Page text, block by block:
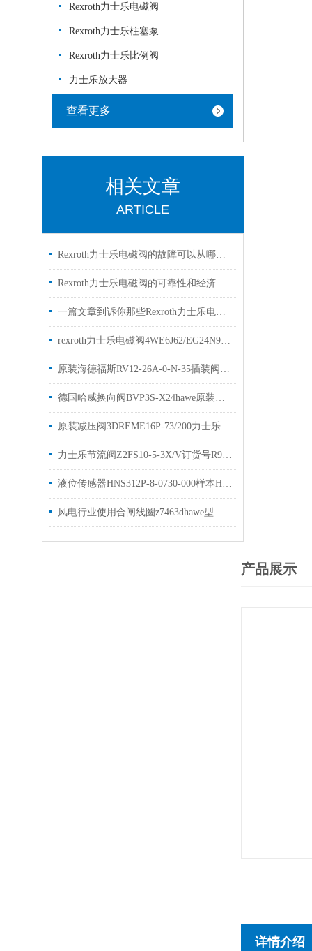
Rexroth力士乐电磁阀
Rexroth力士乐柱塞泵
Rexroth力士乐比例阀
力士乐放大器
查看更多
相关文章
ARTICLE
Rexroth力士乐电磁阀的故障可以从哪里进行排查
Rexroth力士乐电磁阀的可靠性和经济性解读
一篇文章到诉你那些Rexroth力士乐电磁阀常见的符号的是什么意思
rexroth力士乐电磁阀4WE6J62/EG24N9K4两位三通阀
原装海德福斯RV12-26A-0-N-35插装阀现货出售
德国哈威换向阀BVP3S-X24hawe原装出售bvp系列
原装减压阀3DREME16P-73/200力士乐比例阀有现货出售
力士乐节流阀Z2FS10-5-3X/V订货号R900517812现货
液位传感器HNS312P-8-0730-000样本HYDAC原装出售
风电行业使用合闸线圈z7463dhawe型号gr2-0kb-g5/30×48现货
产品展示
详情介绍